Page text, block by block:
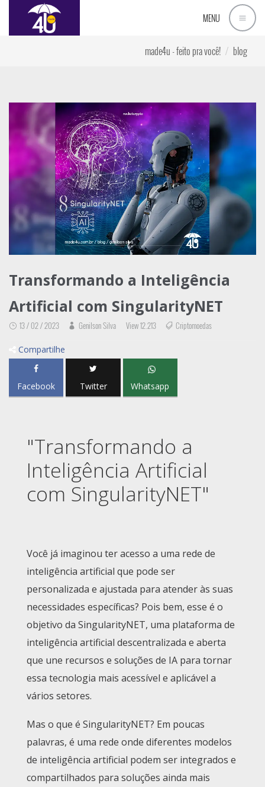
MENU
made4u - feito pra você! blog
Transformando a Inteligência
Artificial com SingularityNET
13 / 02 / 2023 Genilson Silva View 12.213 Criptomoedas
Compartilhe
Facebook Twitter Whatsapp
"Transformando a
Inteligência Artificial
com SingularityNET"
Você já imaginou ter acesso a uma rede de
inteligência artificial que pode ser
personalizada e ajustada para atender às suas
necessidades específicas? Pois bem, esse é o
objetivo da SingularityNET, uma plataforma de
inteligência artificial descentralizada e aberta
que une recursos e soluções de IA para tornar
essa tecnologia mais acessível e aplicável a
vários setores.
Mas o que é SingularityNET? Em poucas
palavras, é uma rede onde diferentes modelos
de inteligência artificial podem ser integrados e
compartilhados para soluções ainda mais